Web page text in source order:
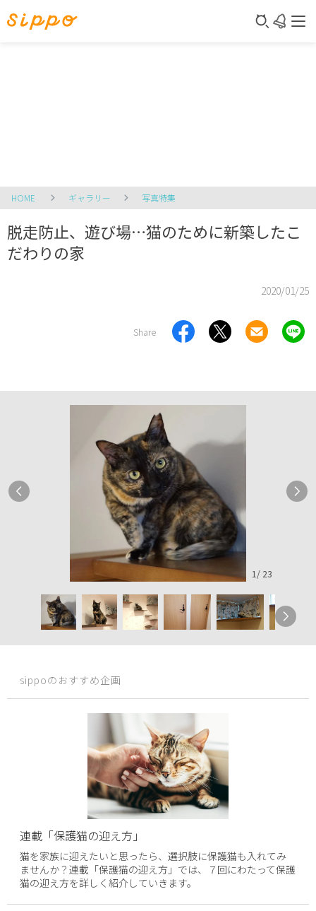
HOME ギャラリー 写真特集
脱走防止、遊び場…猫のために新築したこ
だわりの家
2020/01/25
Share
1 / 23
sippoのおすすめ企画
連載「保護猫の迎え方」
猫を家族に迎えたいと思ったら、選択肢に保護猫も入れてみ
ませんか？連載「保護猫の迎え方」では、７回にわたって保護
猫の迎え方を詳しく紹介していきます。